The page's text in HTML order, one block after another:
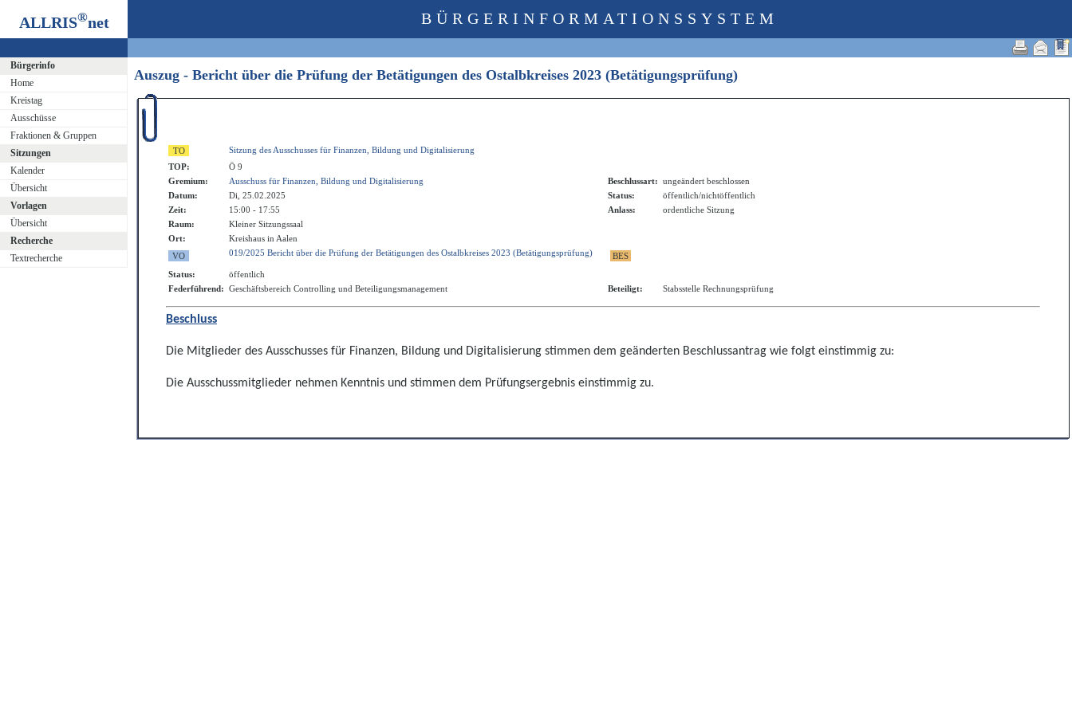
ALLRIS®net
Bürgerinfo
Home
Kreistag
Ausschüsse
Fraktionen & Gruppen
Sitzungen
Kalender
Übersicht
Vorlagen
Übersicht
Recherche
Textrecherche
BÜRGERINFORMATIONSSYSTEM
Auszug - Bericht über die Prüfung der Betätigungen des Ostalbkreises 2023 (Betätigungsprüfung)
Sitzung des Ausschusses für Finanzen, Bildung und Digitalisierung
TOP:
Ö 9
Gremium:
Ausschuss für Finanzen, Bildung und Digitalisierung Beschlussart: ungeändert beschlossen
Datum:
Di, 25.02.2025 Status:
öffentlich/nichtöffentlich
Zeit:
15:00 - 17:55 Anlass:
ordentliche Sitzung
Raum:
Kleiner Sitzungssaal
Ort:
Kreishaus in Aalen
019/2025 Bericht über die Prüfung der Betätigungen des Ostalbkreises 2023 (Betätigungsprüfung)
Status:
öffentlich
Federführend: Geschäftsbereich Controlling und Beteiligungsmanagement Beteiligt: Stabsstelle Rechnungsprüfung
Beschluss
Die Mitglieder des Ausschusses für Finanzen, Bildung und Digitalisierung stimmen dem geänderten Beschlussantrag wie folgt einstimmig zu:
Die Ausschussmitglieder nehmen Kenntnis und stimmen dem Prüfungsergebnis einstimmig zu.